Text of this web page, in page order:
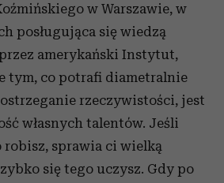
w Warszawie, w
posługująca się wiedzą
amerykański Instytut,
tym, co potrafi diametralnie
rzeczywistości, jest
własnych talentów. Jeśli
robisz, sprawia ci wielką
się tego uczysz. Gdy po